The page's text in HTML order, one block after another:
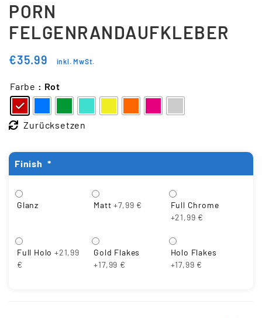
PORN
FELGENRANDAUFKLEBER
€35.99 inkl. MwSt.
Farbe : Rot
Zurücksetzen
Finish *
Glanz Matt +7,99 €
Full Chrome
+21,99 €
Full Holo +21,99
€
Gold Flakes
+17,99 €
Holo Flakes
+17,99 €